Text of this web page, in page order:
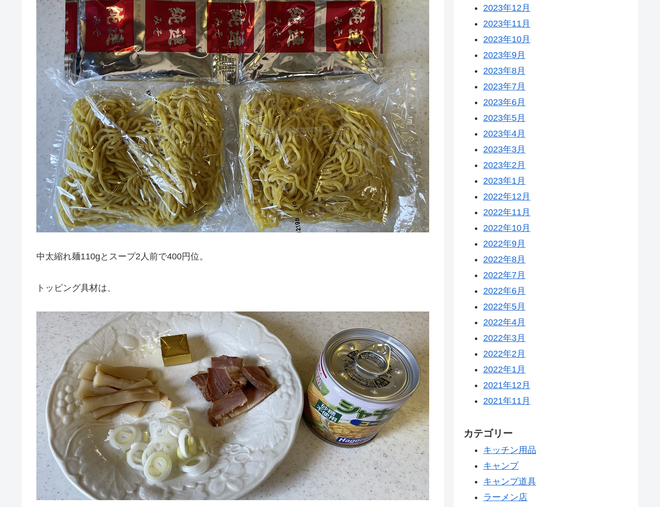
中太縮れ麺110gとスープ2人前で400円位。
トッピング具材は、
2023年12月
2023年11月
2023年10月
2023年9月
2023年8月
2023年7月
2023年6月
2023年5月
2023年4月
2023年3月
2023年2月
2023年1月
2022年12月
2022年11月
2022年10月
2022年9月
2022年8月
2022年7月
2022年6月
2022年5月
2022年4月
2022年3月
2022年2月
2022年1月
2021年12月
2021年11月
カテゴリー
キッチン用品
キャンプ
キャンプ道具
ラーメン店